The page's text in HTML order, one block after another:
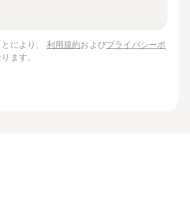
により、 利用規約およびプライバシーポ
ます。